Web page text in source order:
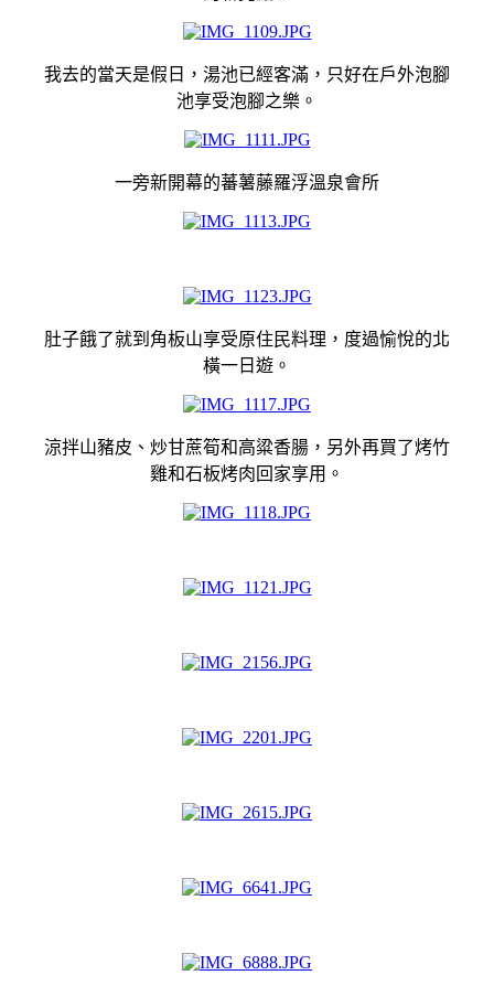
我去的當天是假日，湯池已經客滿，只好在戶外泡腳
池享受泡腳之樂。
一旁新開幕的蕃薯藤羅浮溫泉會所
肚子餓了就到角板山享受原住民料理，度過愉悅的北
橫一日遊。
涼拌山豬皮、炒甘蔗筍和高粱香腸，另外再買了烤竹
雞和石板烤肉回家享用。